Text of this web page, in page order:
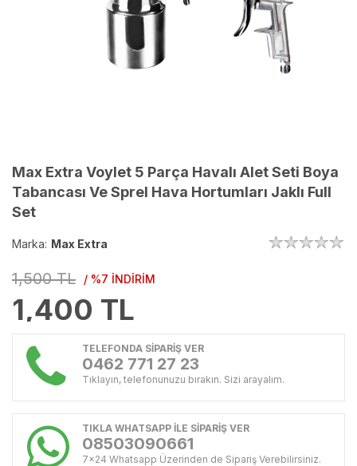
Max Extra Voylet 5 Parça Havalı Alet Seti Boya
Tabancası Ve Sprel Hava Hortumları Jaklı Full
Set
Marka: Max Extra
1,500 TL / %7 İNDİRİM
1,400 TL
TELEFONDA SİPARİŞ VER
0462 771 27 23
Tıklayın, telefonunuzu bırakın. Sizi arayalım.
TIKLA WHATSAPP İLE SİPARİŞ VER
08503090661
7x24 Whatsapp Üzerinden de Sipariş Verebilirsiniz.